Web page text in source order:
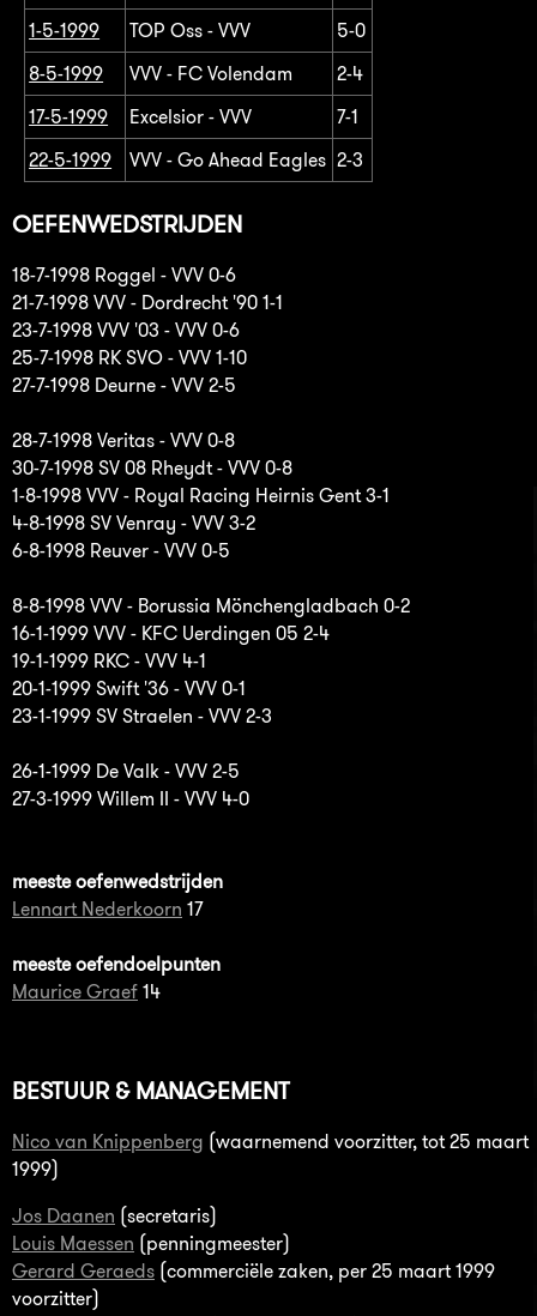
1-5-1999
TOP Oss - VVV
5-0
8-5-1999
VVV - FC Volendam
2-4
17-5-1999
Excelsior - VVV
7-1
22-5-1999
VVV - Go Ahead Eagles 2-3
OEFENWEDSTRIJDEN
18-7-1998 Roggel - VVV 0-6
21-7-1998 VVV - Dordrecht '90 1-1
23-7-1998 VVV '03 - VVV 0-6
25-7-1998 RK SVO - VVV 1-10
27-7-1998 Deurne - VVV 2-5
28-7-1998 Veritas - VVV 0-8
30-7-1998 SV 08 Rheydt - VVV 0-8
1-8-1998 VVV - Royal Racing Heirnis Gent 3-1
4-8-1998 SV Venray - VVV 3-2
6-8-1998 Reuver - VVV 0-5
8-8-1998 VVV - Borussia Mönchengladbach 0-2
16-1-1999 VVV - KFC Uerdingen 05 2-4
19-1-1999 RKC - VVV 4-1
20-1-1999 Swift '36 - VVV 0-1
23-1-1999 SV Straelen - VVV 2-3
26-1-1999 De Valk - VVV 2-5
27-3-1999 Willem II - VVV 4-0
meeste oefenwedstrijden
Lennart Nederkoorn 17
meeste oefendoelpunten
Maurice Graef 14
BESTUUR & MANAGEMENT
Nico van Knippenberg (waarnemend voorzitter, tot 25 maart
1999)
Jos Daanen (secretaris)
Louis Maessen (penningmeester)
Gerard Geraeds (commerciële zaken, per 25 maart 1999
voorzitter)